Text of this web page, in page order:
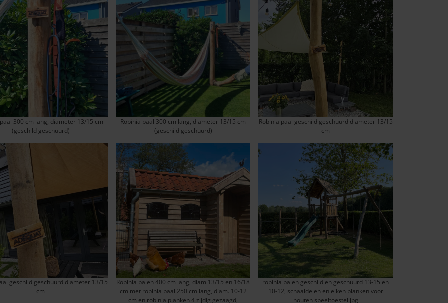
300 cm lang, diameter 13/15 cm
(geschild geschuurd)
Robinia paal 300 cm lang, diameter 13/15 cm
(geschild geschuurd)
Robinia paal geschild geschuurd diameter 13/15
cm
geschild geschuurd diameter 13/15
cm
Robinia palen 400 cm lang, diam 13/15 en 16/18
cm met robinia paal 250 cm lang, diam. 10-12
cm en robinia planken 4 zijdig gezaagd,
robinia palen geschild en geschuurd 13-15 en
10-12, schaaldelen en eiken planken voor
houten speeltoestel.jpg